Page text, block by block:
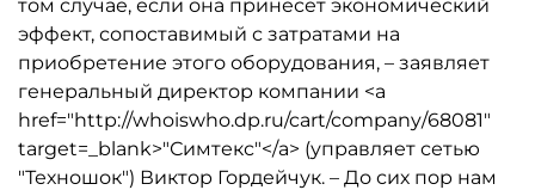
том случае, если она принесет экономический
эффект, сопоставимый с затратами на
приобретение этого оборудования, – заявляет
генеральный директор компании <a
href="http://whoiswho.dp.ru/cart/company/68081"
target=_blank>"Симтекс"</a> (управляет сетью
"Техношок") Виктор Гордейчук. – До сих пор нам